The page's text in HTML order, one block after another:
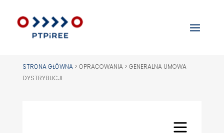
STRONA GŁÓWNA> OPRACOWANIA > GENERALNA UMOWA
DYSTRYBUCJI